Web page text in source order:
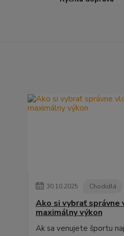
30.10.2025 Chodidlá
Ako si vybrať správne
maximálny výkon
Ak sa venujete športu